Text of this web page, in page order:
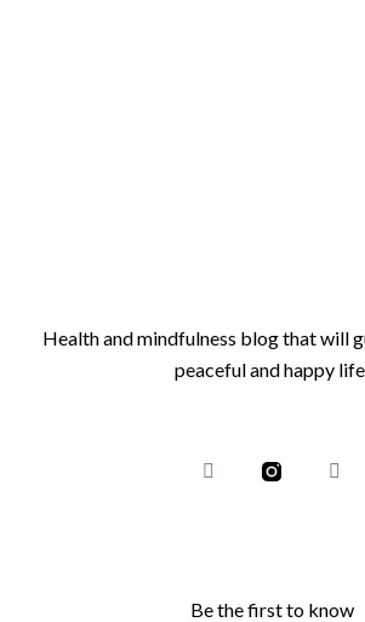
Health and mindfulness blog that will
peaceful and happy life.
Be the first to know